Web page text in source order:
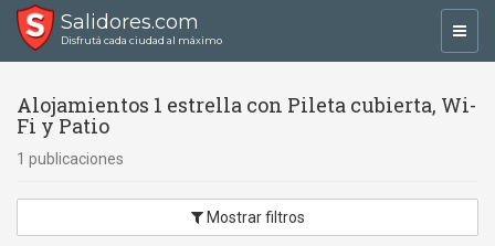
Salidores.com
Disfrutá cada ciudad al máximo
Alojamientos 1 estrella con Pileta cubierta, Wi-
Fi y Patio
1 publicaciones
Mostrar filtros